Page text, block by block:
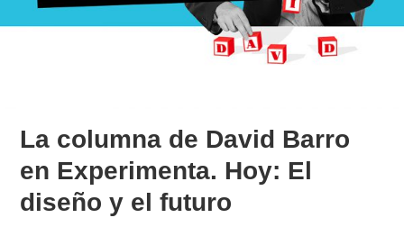
La columna de David Barro
en Experimenta. Hoy: El
diseño y el futuro